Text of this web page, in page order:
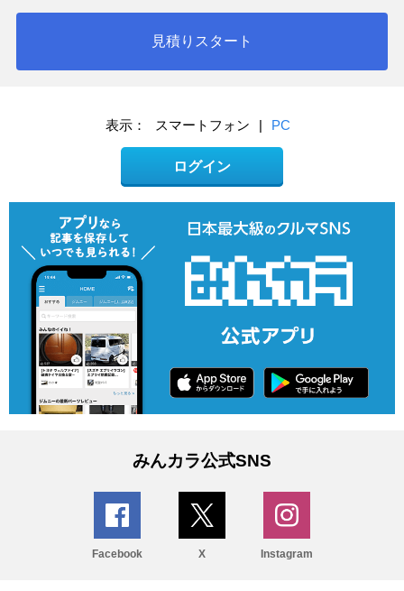
見積りスタート
表示： スマートフォン | PC
ログイン
みんカラ公式SNS
Facebook X Instagram